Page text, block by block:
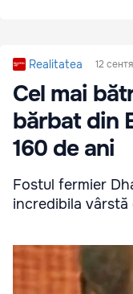
Realitatea 12
Cel mai
bărbat din
160 de ani
Fostul fermier
incredibila vârstă